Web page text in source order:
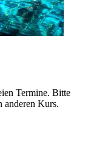
Termine. Bitte
anderen Kurs.